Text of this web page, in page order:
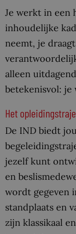
Je werkt in een
inhoudelijke
neemt, je
alleen
betekenisvol: je
Het
De IND biedt
jezelf kunt
en
wordt gegeven
standplaats en
zijn klassikaal